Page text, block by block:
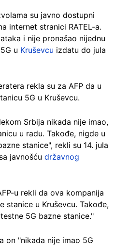
su javno dostupni
internet stranici RATEL-a.
i nije pronašao nijednu
u Kruševcu izdatu do jula
rekla su za AFP da u
5G u Kruševcu.
Srbija nikada nije imao,
u radu. Takođe, nigde u
stanice", rekli su 14. jula
javnošću državnog
u rekli da ova kompanija
stanice u Kruševcu. Takođe,
5G bazne stanice."
on "nikada nije imao 5G